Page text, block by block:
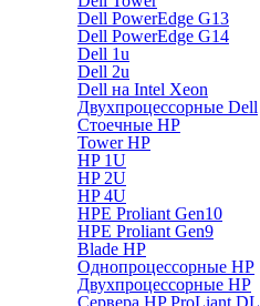
Dell PowerEdge G13
Dell PowerEdge G14
Dell 1u
Dell 2u
Dell на Intel Xeon
Двухпроцессорные Dell
Стоечные HP
Tower HP
HP 1U
HP 2U
HP 4U
HPE Proliant Gen10
HPE Proliant Gen9
Blade HP
Однопроцессорные HP
Двухпроцессорные HP
Сервера HP ProLiant DL